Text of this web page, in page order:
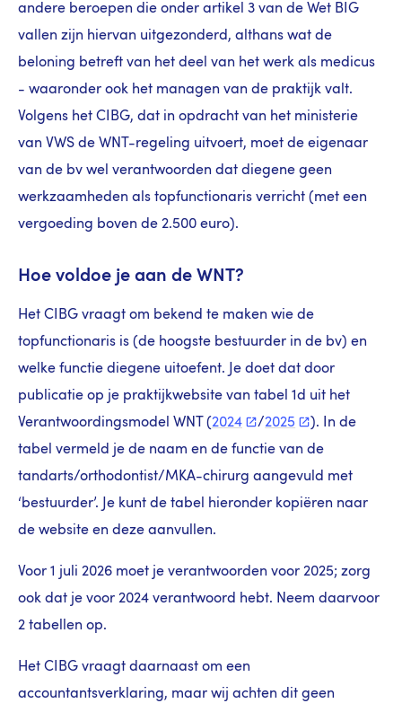
andere beroepen die onder artikel 3 van de Wet BIG
vallen zijn hiervan uitgezonderd, althans wat de
beloning betreft van het deel van het werk als medicus
- waaronder ook het managen van de praktijk valt.
Volgens het CIBG, dat in opdracht van het ministerie
van VWS de WNT-regeling uitvoert, moet de eigenaar
van de bv wel verantwoorden dat diegene geen
werkzaamheden als topfunctionaris verricht (met een
vergoeding boven de 2.500 euro).
Hoe voldoe je aan de WNT?
Het CIBG vraagt om bekend te maken wie de
topfunctionaris is (de hoogste bestuurder in de bv) en
welke functie diegene uitoefent. Je doet dat door
publicatie op je praktijkwebsite van tabel 1d uit het
Verantwoordingsmodel WNT (2024 /2025
). In de
tabel vermeld je de naam en de functie van de
tandarts/orthodontist/MKA-chirurg aangevuld met
‘bestuurder’. Je kunt de tabel hieronder kopiëren naar
de website en deze aanvullen.
Voor 1 juli 2026 moet je verantwoorden voor 2025; zorg
ook dat je voor 2024 verantwoord hebt. Neem daarvoor
2 tabellen op.
Het CIBG vraagt daarnaast om een
accountantsverklaring, maar wij achten dit geen